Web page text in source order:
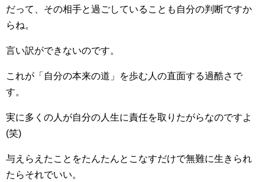
だって、その相手と過ごしていることも自分の判断ですか
らね。
言い訳ができないのです。
これが「自分の本来の道」を歩む人の直面する過酷さで
す。
実に多くの人が自分の人生に責任を取りたがらなのですよ
(笑)
与えらえたことをたんたんとこなすだけで無難に生きられ
たらそれでいい。